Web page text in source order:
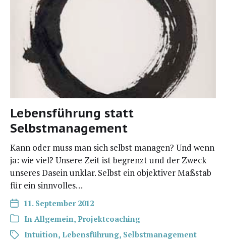
Lebensführung statt
Selbstmanagement
Kann oder muss man sich selbst mana­gen? Und wenn
ja: wie viel? Unse­re Zeit ist begrenzt und der Zweck
unse­res Dasein unklar. Selbst ein objek­ti­ver Maß­stab
für ein sinnvolles…
11. September 2012
In Allgemein, Projektcoaching
Intuition, Lebensführung, Selbstmanagement